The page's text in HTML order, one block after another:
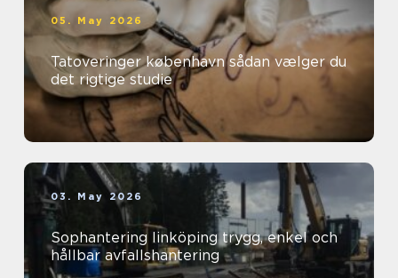
05. May 2026
Tatoveringer københavn sådan vælger du
det rigtige studie
03. May 2026
Sophantering linköping trygg, enkel och
hållbar avfallshantering